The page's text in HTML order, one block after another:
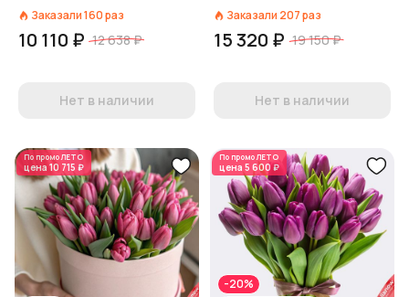
Заказали160раз
10 110 ₽ 12 638 ₽
Нет в наличии
Заказали 207раз
15 320 ₽ 19 150 ₽
Нет в наличии
По промоЛЕТО
цена 10 715 ₽
По промоЛЕТО
цена 5 600 ₽
-20%